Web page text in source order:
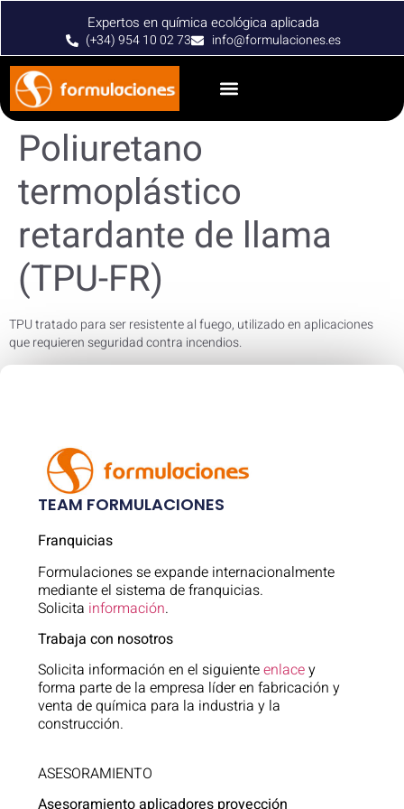
Expertos en química ecológica aplicada
(+34) 954 10 02 73 info@formulaciones.es
Poliuretano
termoplástico
retardante de llama
(TPU-FR)
TPU tratado para ser resistente al fuego, utilizado en aplicaciones
que requieren seguridad contra incendios.
TEAM FORMULACIONES
Franquicias
Formulaciones se expande internacionalmente
mediante el sistema de franquicias.
Solicita información.
Trabaja con nosotros
Solicita información en el siguienteenlacey
forma parte de la empresa líder en fabricación y
venta de química para la industria y la
construcción.
ASESORAMIENTO
Asesoramiento aplicadores proyección